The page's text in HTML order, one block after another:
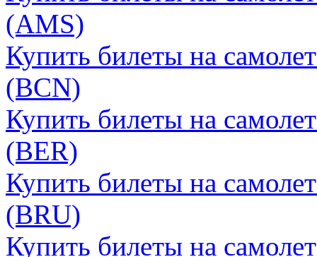
(AMS)
Купить билеты на
(BCN)
Купить билеты на
(BER)
Купить билеты на
(BRU)
Купить билеты на